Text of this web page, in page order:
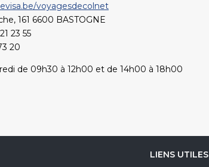
voyagesdecolnet
161 6600 BASTOGNE
23 55
20
de 09h30 à 12h00 et de 14h00 à 18h00
LIENS UTILES